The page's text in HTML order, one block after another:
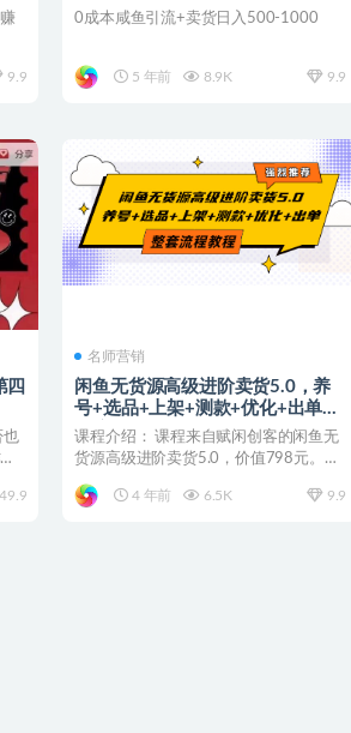
9.9
0成本咸鱼引流+卖货日入500-1000
5 年前 8.9K 9.9
四
也
名师营销
闲鱼无货源高级进阶卖货5.0，养
号+选品+上架+测款+优化+出单整
套流程教程
课程介绍： 课程来自赋闲创客的闲鱼无
货源高级进阶卖货5.0，价值798元。闲
4 年前
6.5K 9.9